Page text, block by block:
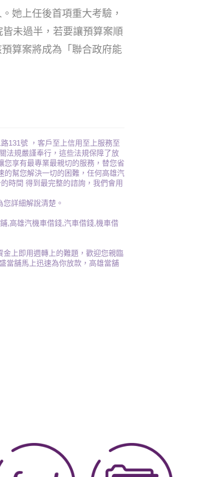
她上任後首項重大考驗，
未過半，若要讓預算案順
算案將成為「聯合政府能
131號 ，客戶至上信用至上服務至
法規嚴謹奉行，這些法規保障了放
享有最專業最親切的服務，替您省
的幫您解決一切的困難，任何高雄汽
時間 得到最完整的諮詢，我們會用
詳細解說清楚。
,高雄汽機車借錢,汽車借錢,機車借
上即用週轉上的難題，歡迎您親臨
當舖馬上迅速為你放款，高雄當舖